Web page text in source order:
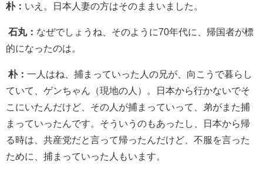
朴： いえ。日本人妻の方はそのままいました。
石丸： なぜでしょうね、そのように70年代に、帰国者が標
的になったのは。
朴： 一人はね、捕まっていった人の兄が、向こうで暮らし
ていて、ゲンちゃん（現地の人）。日本から行かないでそ
こにいたんだけど、その人が捕まっていって、弟がまた捕
まっていったんです。そういうのもあったし、日本から帰
る時は、共産党だと言って帰ったんだけど、不服を言った
ために、捕まっていった人もいます。